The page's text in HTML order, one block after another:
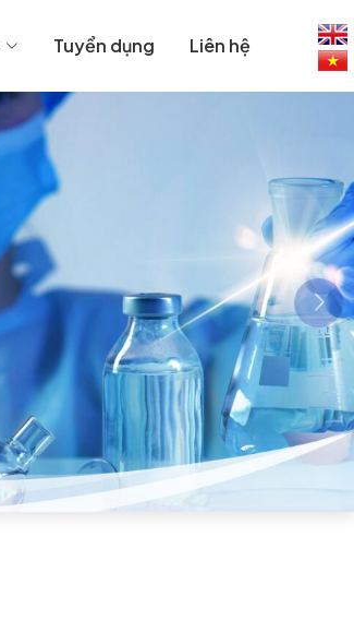
Tuyển dụng Liên hệ